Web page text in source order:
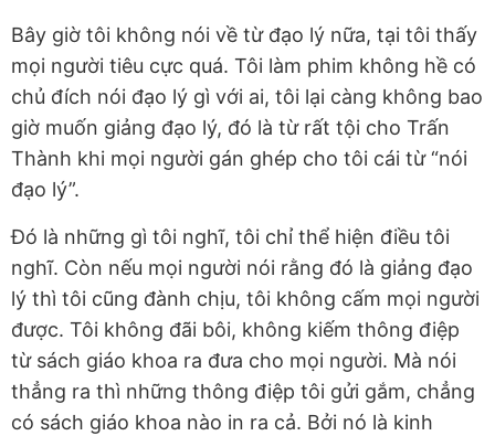
Bây giờ tôi không nói về từ đạo lý nữa, tại tôi thấy
mọi người tiêu cực quá. Tôi làm phim không hề có
chủ đích nói đạo lý gì với ai, tôi lại càng không bao
giờ muốn giảng đạo lý, đó là từ rất tội cho Trấn
Thành khi mọi người gán ghép cho tôi cái từ “nói
đạo lý”.
Đó là những gì tôi nghĩ, tôi chỉ thể hiện điều tôi
nghĩ. Còn nếu mọi người nói rằng đó là giảng đạo
lý thì tôi cũng đành chịu, tôi không cấm mọi người
được. Tôi không đãi bôi, không kiếm thông điệp
từ sách giáo khoa ra đưa cho mọi người. Mà nói
thẳng ra thì những thông điệp tôi gửi gắm, chẳng
có sách giáo khoa nào in ra cả. Bởi nó là kinh